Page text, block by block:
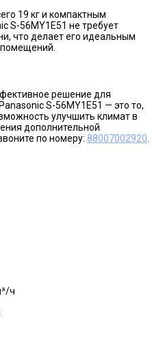
19 кг и компактным
S-56MY1E51 не требует
что делает его идеальным
решение для
S-56MY1E51 — это то,
улучшить климат в
дополнительной
по номеру: 88007002920
ч